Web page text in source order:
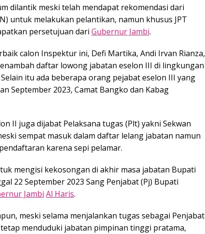
dilantik meski telah mendapat rekomendasi dari
untuk melakukan pelantikan, namun khusus JPT
persetujuan dari Gubernur Jambi.
calon Inspektur ini, Defi Martika, Andi Irvan Rianza,
daftar lowong jabatan eselon III di lingkungan
Selain itu ada beberapa orang pejabat eselon III yang
September 2023, Camat Bangko dan Kabag
II juga dijabat Pelaksana tugas (Plt) yakni Sekwan
sempat masuk dalam daftar lelang jabatan namun
karena sepi pelamar.
mengisi kekosongan di akhir masa jabatan Bupati
22 September 2023 Sang Penjabat (Pj) Bupati
Jambi Al Haris.
meski selama menjalankan tugas sebagai Penjabat
menduduki jabatan pimpinan tinggi pratama,